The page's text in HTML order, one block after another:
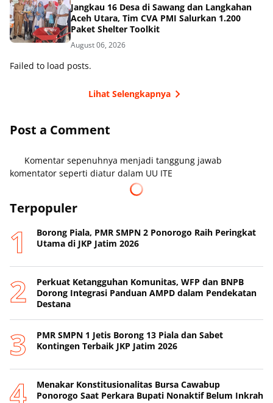
Jangkau 16 Desa di Sawang dan Langkahan
Aceh Utara, Tim CVA PMI Salurkan 1.200
Paket Shelter Toolkit
August 06, 2026
Failed to load posts.
Lihat Selengkapnya
Post a Comment
Komentar sepenuhnya menjadi tanggung jawab
komentator seperti diatur dalam UU ITE
Terpopuler
Borong Piala, PMR SMPN 2 Ponorogo Raih Peringkat
Utama di JKP Jatim 2026
Perkuat Ketangguhan Komunitas, WFP dan BNPB
Dorong Integrasi Panduan AMPD dalam Pendekatan
Destana
PMR SMPN 1 Jetis Borong 13 Piala dan Sabet
Kontingen Terbaik JKP Jatim 2026
Menakar Konstitusionalitas Bursa Cawabup
Ponorogo Saat Perkara Bupati Nonaktif Belum Inkrah